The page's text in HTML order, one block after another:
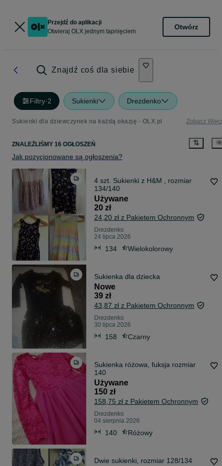
Przejdź do aplikacji
Otwieraj OLX jednym tapnięciem
Otwórz
Znajdź coś dla siebie
Filtry·2 Sukienki Drezdenko
Sukienki dla dziewczynek na każdą okazję - OLX.pl Zobacz
ZNALEŹLIŚMY 16 OGŁOSZEŃ
Jak pozycjonowane są ogłoszenia?
4 szt. Sukienki z H&M , rozmiar
134/140
Używane
20 zł
24,20 zł z Pakietem Ochronnym
Drezdenko
24 lipca 2026
134 Wielokolorowy
Sukienka dla dziecka
Nowe
39 zł
43,87 zł z Pakietem Ochronnym
Drezdenko
30 lipca 2026
158 Czarny
Sukienka różowa, fuksja rozmiar
140
Używane
150 zł
158,75 zł z Pakietem Ochronnym
Drezdenko
04 sierpnia 2026
140 Różowy
Dwie sukienki, rozmiar 128/134